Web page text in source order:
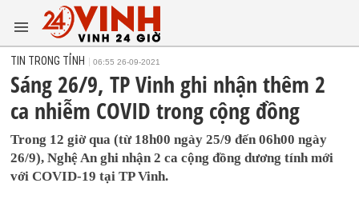
TIN TRONG TỈNH 06:55 26-09-2021
Sáng 26/9, TP Vinh ghi nhận thêm 2
ca nhiễm COVID trong cộng đồng
Trong 12 giờ qua (từ 18h00 ngày 25/9 đến 06h00 ngày
26/9), Nghệ An ghi nhận 2 ca cộng đồng dương tính mới
với COVID-19 tại TP Vinh.